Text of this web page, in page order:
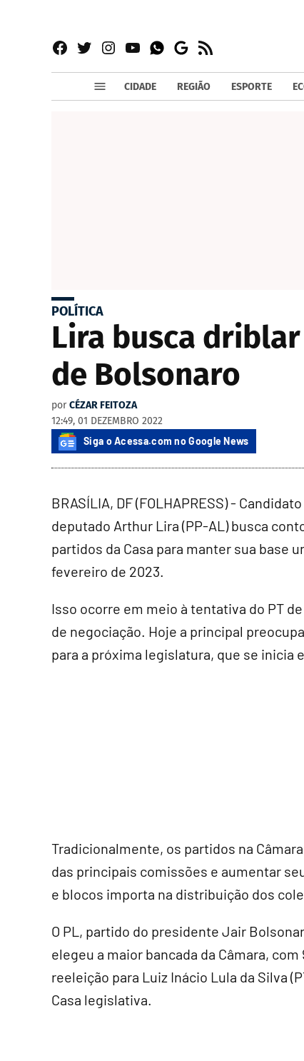
Facebook
TwitterInstagram
YouTubeWhatsapp
Google
News
RSS
CIDADE REGIÃO ESPORTE
POLÍTICA
Lira busca driblar
de Bolsonaro
por CÉZAR FEITOZA
12:49, 01 DEZEMBRO 2022
Siga o Acessa.com no Google News
BRASÍLIA, DF (FOLHAPRESS) -
deputado Arthur Lira (PP-AL) busca
partidos da Casa para manter sua base
fevereiro de 2023.
Isso ocorre em meio à tentativa do PT
de negociação. Hoje a principal
para a próxima legislatura, que se inicia
Tradicionalmente, os partidos na
das principais comissões e aumentar
e blocos importa na distribuição dos
O PL, partido do presidente Jair
elegeu a maior bancada da Câmara,
reeleição para Luiz Inácio Lula da Silva
Casa legislativa.